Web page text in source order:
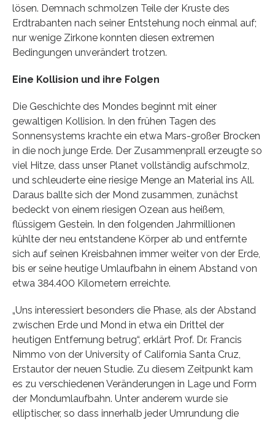
lösen. Demnach schmolzen Teile der Kruste des
Erdtrabanten nach seiner Entstehung noch einmal auf;
nur wenige Zirkone konnten diesen extremen
Bedingungen unverändert trotzen.
Eine Kollision und ihre Folgen
Die Geschichte des Mondes beginnt mit einer
gewaltigen Kollision. In den frühen Tagen des
Sonnensystems krachte ein etwa Mars-großer Brocken
in die noch junge Erde. Der Zusammenprall erzeugte so
viel Hitze, dass unser Planet vollständig aufschmolz,
und schleuderte eine riesige Menge an Material ins All.
Daraus ballte sich der Mond zusammen, zunächst
bedeckt von einem riesigen Ozean aus heißem,
flüssigem Gestein. In den folgenden Jahrmillionen
kühlte der neu entstandene Körper ab und entfernte
sich auf seinen Kreisbahnen immer weiter von der Erde,
bis er seine heutige Umlaufbahn in einem Abstand von
etwa 384.400 Kilometern erreichte.
„Uns interessiert besonders die Phase, als der Abstand
zwischen Erde und Mond in etwa ein Drittel der
heutigen Entfernung betrug“, erklärt Prof. Dr. Francis
Nimmo von der University of California Santa Cruz,
Erstautor der neuen Studie. Zu diesem Zeitpunkt kam
es zu verschiedenen Veränderungen in Lage und Form
der Mondumlaufbahn. Unter anderem wurde sie
elliptischer, so dass innerhalb jeder Umrundung die